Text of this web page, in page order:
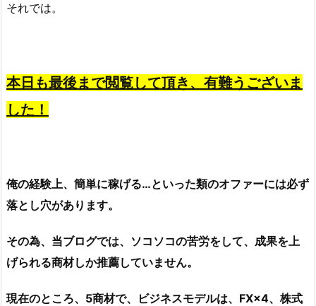
それでは。
本日も最後まで閲覧して頂き、有難うございま
した！
俺の経験上、簡単に稼げる…といった類のオファーには必ず
落とし穴があります。
その為、当ブログでは、ソコソコの苦労をして、成果を上
げられる商材しか推薦していません。
現在のところ、5商材で、ビジネスモデルは、FX×4、株式